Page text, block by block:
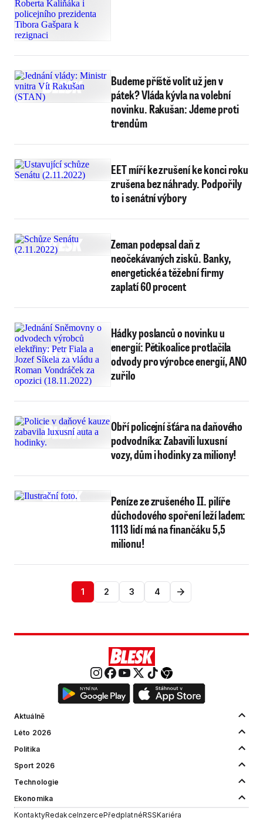
Budeme příště volit už jen v
pátek? Vláda kývla na volební
novinku. Rakušan: Jdeme proti
trendům
EET míří ke zrušení ke konci roku
zrušena bez náhrady. Podpořily
to i senátní výbory
Zeman podepsal daň z
neočekávaných zisků. Banky,
energetické a těžební firmy
zaplatí 60 procent
Hádky poslanců o novinku u
energií: Pětikoalice protlačila
odvody pro výrobce energií, ANO
zuřilo
Obří policejní šťára na daňového
podvodníka: Zabavili luxusní
vozy, dům i hodinky za miliony!
Peníze ze zrušeného II. pilíře
důchodového spoření leží ladem:
1113 lidí má na finančáku 5,5
milionu!
1 2 3 4
Aktuálně
Léto 2026
Politika
Sport 2026
Technologie
Ekonomika
KontaktyRedakceInzercePředplatnéRSSKariéra